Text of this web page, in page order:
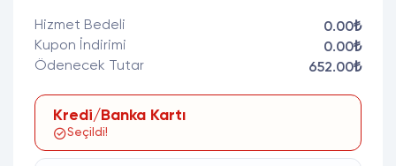
Hizmet Bedeli
0.00₺
Kupon İndirimi
0.00₺
Ödenecek Tutar
652.00₺
Kredi/Banka Kartı
Seçildi!